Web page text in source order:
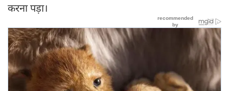
करना पड़ा।